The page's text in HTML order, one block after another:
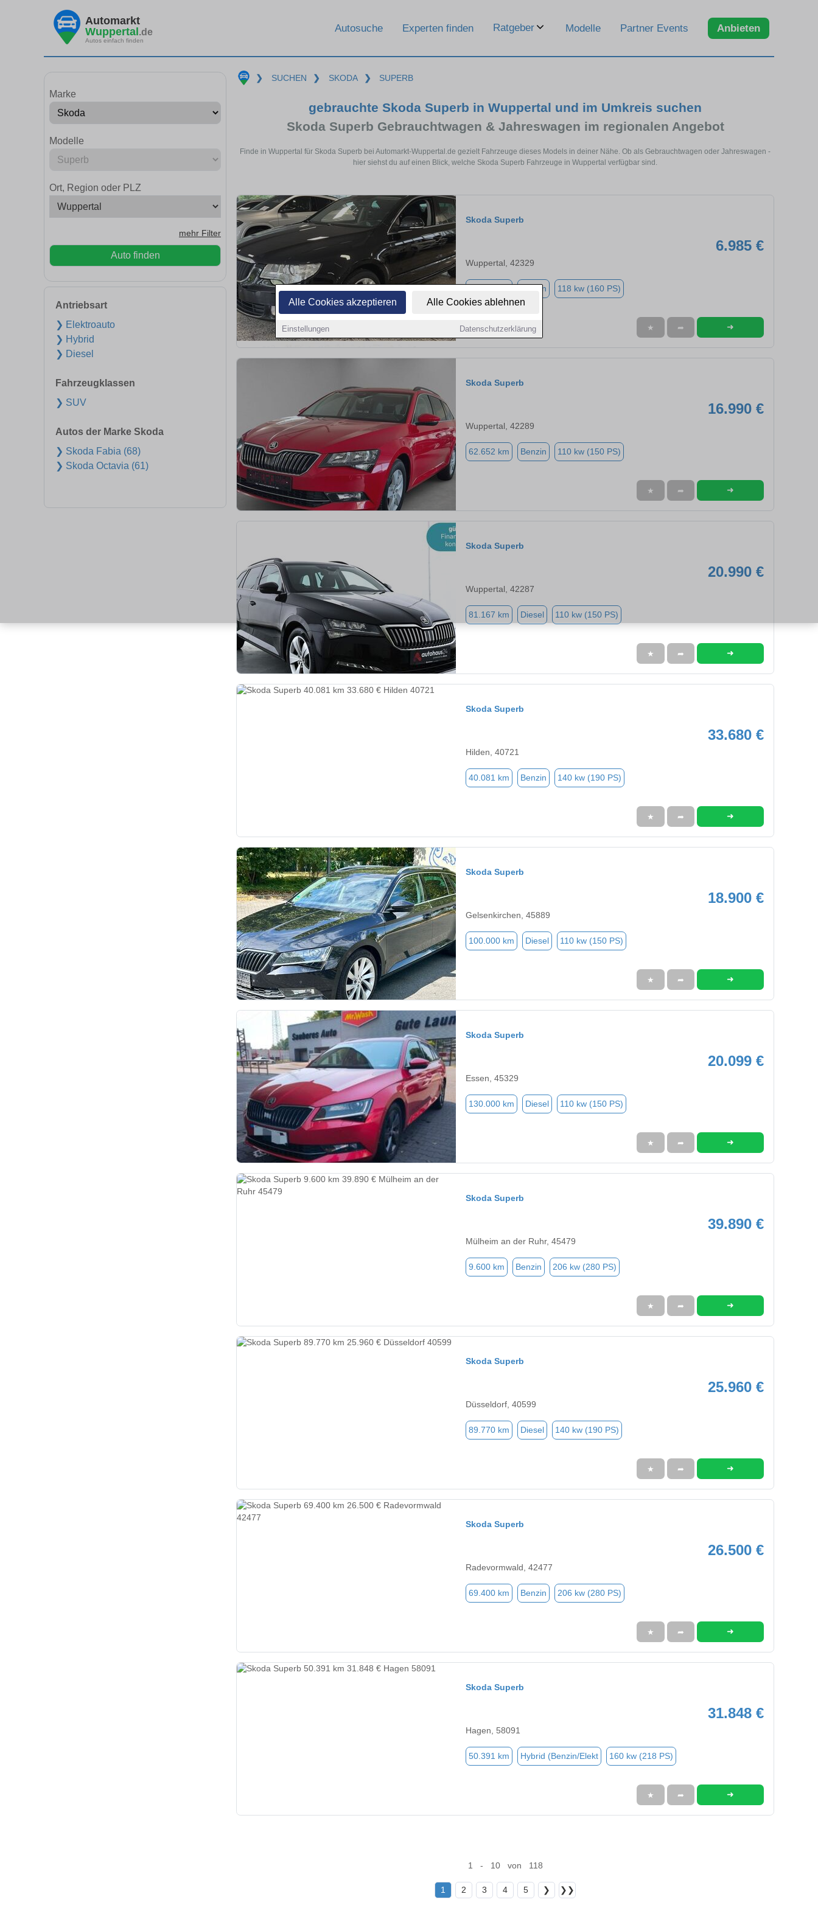
Alle Cookies akzeptieren Alle Cookies ablehnen
Einstellungen Datenschutzerklärung
Automarkt
Wuppertal.de
Autos einfach finden
Autosuche Experten finden Ratgeber Modelle Partner Events Anbieten
Marke
Modelle
Ort, Region oder PLZ
mehr Filter
Auto finden
Antriebsart
❯ Elektroauto
❯ Hybrid
❯ Diesel
Fahrzeugklassen
❯ SUV
Autos der Marke Skoda
❯ Skoda Fabia (68)
❯ Skoda Octavia (61)
❯ SUCHEN ❯ SKODA ❯ SUPERB
gebrauchte Skoda Superb in Wuppertal und im Umkreis suchen
Skoda Superb Gebrauchtwagen & Jahreswagen im regionalen Angebot
Finde in Wuppertal für Skoda Superb bei Automarkt-Wuppertal.de gezielt Fahrzeuge dieses Models in deiner Nähe. Ob als Gebrauchtwagen oder Jahreswagen -
hier siehst du auf einen Blick, welche Skoda Superb Fahrzeuge in Wuppertal verfügbar sind.
Skoda Superb
6.985 €
Wuppertal, 42329
Benzin 118 kw (160 PS)
★ ➦ ➜
Skoda Superb
16.990 €
Wuppertal, 42289
62.652 km Benzin 110 kw (150 PS)
★ ➦ ➜
Skoda Superb
20.990 €
Wuppertal, 42287
81.167 km Diesel 110 kw (150 PS)
★ ➦ ➜
Skoda Superb
33.680 €
Hilden, 40721
40.081 km Benzin 140 kw (190 PS)
★ ➦ ➜
Skoda Superb
18.900 €
Gelsenkirchen, 45889
100.000 km Diesel 110 kw (150 PS)
★ ➦ ➜
Skoda Superb
20.099 €
Essen, 45329
130.000 km Diesel 110 kw (150 PS)
★ ➦ ➜
Skoda Superb
39.890 €
Mülheim an der Ruhr, 45479
9.600 km Benzin 206 kw (280 PS)
★ ➦ ➜
Skoda Superb
25.960 €
Düsseldorf, 40599
89.770 km Diesel 140 kw (190 PS)
★ ➦ ➜
Skoda Superb
26.500 €
Radevormwald, 42477
69.400 km Benzin 206 kw (280 PS)
★ ➦ ➜
Skoda Superb
31.848 €
Hagen, 58091
50.391 km Hybrid (Benzin/Elekt 160 kw (218 PS)
★ ➦ ➜
1 - 10 von 118
1 2 3 4 5 ❯ ❯❯